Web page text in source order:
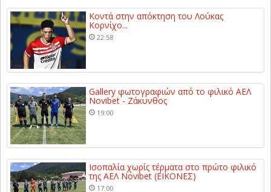
Κοντά στην απόκτηση του Λούκας
Κορνίχο...
22:58
Gallery φωτογραφιών από το φιλικό ΑΕΛ
Novibet - Ζάκυνθος
19:00
Ισοπαλία χωρίς τέρματα στο πρώτο φιλικό
της ΑΕΛ Novibet (ΕΙΚΟΝΕΣ)
17:00